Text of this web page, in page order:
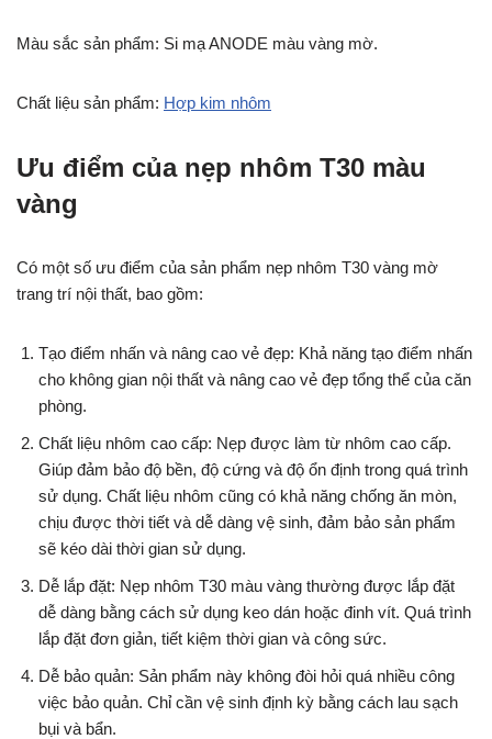
Màu sắc sản phẩm: Si mạ ANODE màu vàng mờ.
Chất liệu sản phẩm: Hợp kim nhôm
Ưu điểm của nẹp nhôm T30 màu
vàng
Có một số ưu điểm của sản phẩm nẹp nhôm T30 vàng mờ
trang trí nội thất, bao gồm:
Tạo điểm nhấn và nâng cao vẻ đẹp: Khả năng tạo điểm nhấn
cho không gian nội thất và nâng cao vẻ đẹp tổng thể của căn
phòng.
Chất liệu nhôm cao cấp: Nẹp được làm từ nhôm cao cấp.
Giúp đảm bảo độ bền, độ cứng và độ ổn định trong quá trình
sử dụng. Chất liệu nhôm cũng có khả năng chống ăn mòn,
chịu được thời tiết và dễ dàng vệ sinh, đảm bảo sản phẩm
sẽ kéo dài thời gian sử dụng.
Dễ lắp đặt: Nẹp nhôm T30 màu vàng thường được lắp đặt
dễ dàng bằng cách sử dụng keo dán hoặc đinh vít. Quá trình
lắp đặt đơn giản, tiết kiệm thời gian và công sức.
Dễ bảo quản: Sản phẩm này không đòi hỏi quá nhiều công
việc bảo quản. Chỉ cần vệ sinh định kỳ bằng cách lau sạch
bụi và bẩn.